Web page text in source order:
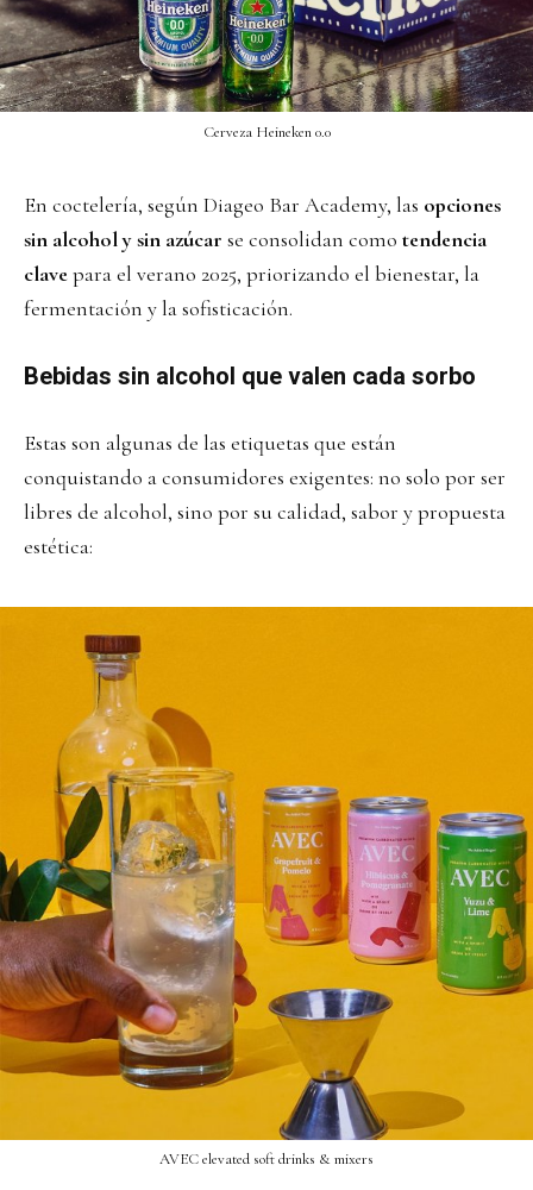
Cerveza Heineken 0.0
En coctelería, según Diageo Bar Academy, las opciones
sin alcohol y sin azúcar se consolidan como tendencia
clavepara el verano 2025, priorizando el bienestar, la
fermentación y la sofisticación.
Bebidas sin alcohol que valen cada sorbo
Estas son algunas de las etiquetas que están
conquistando a consumidores exigentes: no solo por ser
libres de alcohol, sino por su calidad, sabor y propuesta
estética:
AVEC elevated soft drinks & mixers